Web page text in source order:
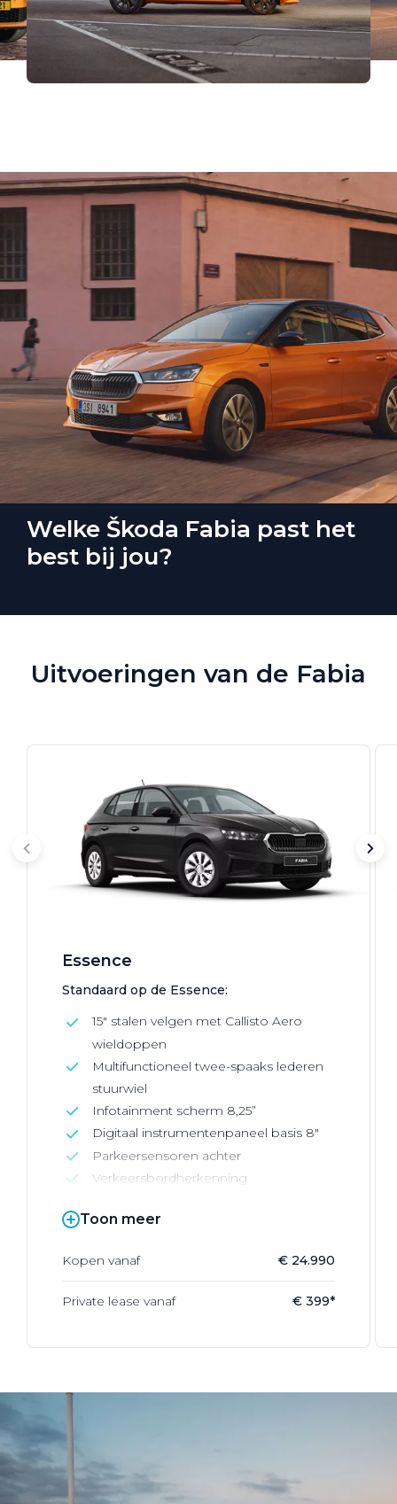
Welke Škoda Fabia past het
best bij jou?
Uitvoeringen van de Fabia
Essence
Standaard op de Essence:
15" stalen velgen met Callisto Aero
wieldoppen
Multifunctioneel twee-spaaks lederen
stuurwiel
Infotainment scherm 8,25”
Digitaal instrumentenpaneel basis 8"
Parkeersensoren achter
Verkeersbordherkenning
Toon meer
Kopen vanaf € 24.990
Private lease vanaf € 399*